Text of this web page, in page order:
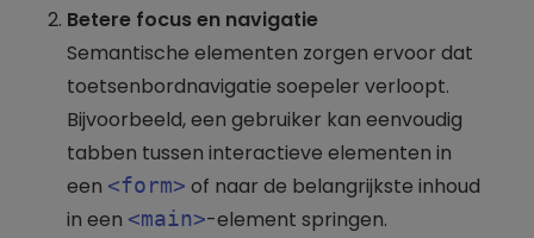
Betere focus en navigatie
Semantische elementen zorgen ervoor dat
toetsenbordnavigatie soepeler verloopt.
Bijvoorbeeld, een gebruiker kan eenvoudig
tabben tussen interactieve elementen in
een <form> of naar de belangrijkste inhoud
in een <main>-element springen.